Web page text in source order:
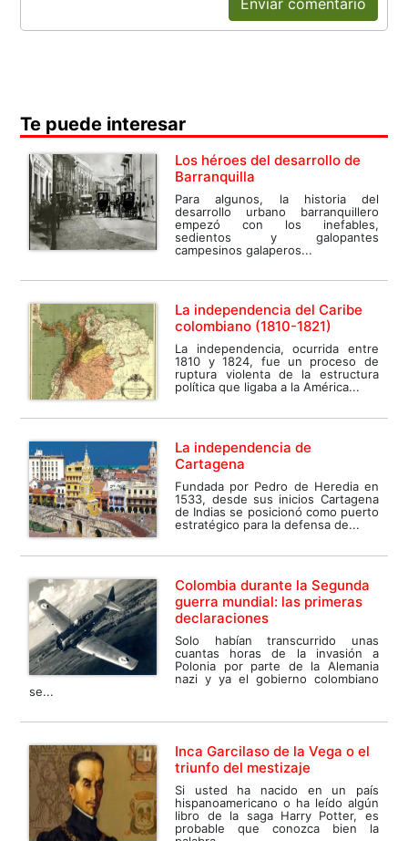
Enviar comentario
Te puede interesar
Los héroes del desarrollo de
Barranquilla
Para algunos, la historia del
desarrollo urbano barranquillero
empezó con los inefables,
sedientos y galopantes
campesinos galaperos...
La independencia del Caribe
colombiano (1810-1821)
La independencia, ocurrida entre
1810 y 1824, fue un proceso de
ruptura violenta de la estructura
política que ligaba a la América...
La independencia de
Cartagena
Fundada por Pedro de Heredia en
1533, desde sus inicios Cartagena
de Indias se posicionó como puerto
estratégico para la defensa de...
Colombia durante la Segunda
guerra mundial: las primeras
declaraciones
Solo habían transcurrido unas
cuantas horas de la invasión a
Polonia por parte de la Alemania
nazi y ya el gobierno colombiano
se...
Inca Garcilaso de la Vega o el
triunfo del mestizaje
Si usted ha nacido en un país
hispanoamericano o ha leído algún
libro de la saga Harry Potter, es
probable que conozca bien la